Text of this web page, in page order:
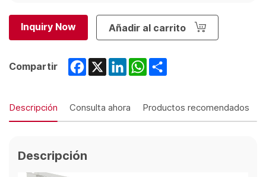
Inquiry Now Añadir al carrito
Compartir Facebook
X LinkedInWhatsApp
Descripción Consulta ahora Productos recomendados
Descripción